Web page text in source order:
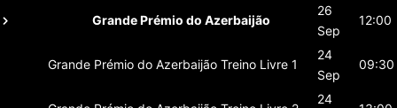
Grande Prémio do Azerbaijão
26
Sep
12:00
Grande Prémio do Azerbaijão Treino Livre 1
24
Sep
09:30
24